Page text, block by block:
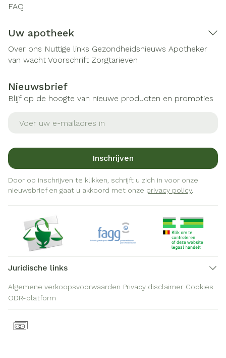
FAQ
Uw apotheek
Over ons Nuttige links Gezondheidsnieuws Apotheker
van wacht Voorschrift Zorgtarieven
Nieuwsbrief
Blijf op de hoogte van nieuwe producten en promoties
Inschrijven
Door op inschrijven te klikken, schrijft u zich in voor onze
nieuwsbrief en gaat u akkoord met onze privacy policy.
Juridische links
Algemene verkoopsvoorwaarden Privacy disclaimer Cookies
ODR-platform